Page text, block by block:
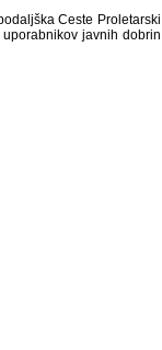
Ceste Proletarski
javnih dobrin